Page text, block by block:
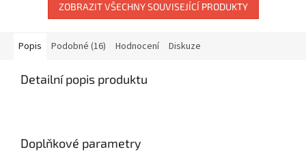
ZOBRAZIT VŠECHNY SOUVISEJÍCÍ PRODUKTY
Popis Podobné (16) Hodnocení Diskuze
Detailní popis produktu
Doplňkové parametry